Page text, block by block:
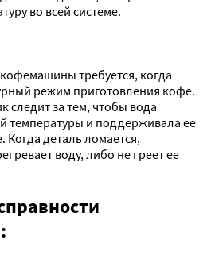
во всей системе.
требуется, когда
режим приготовления кофе.
следит за тем, чтобы вода
температуры и поддерживала ее
Когда деталь ломается,
воду, либо не греет ее